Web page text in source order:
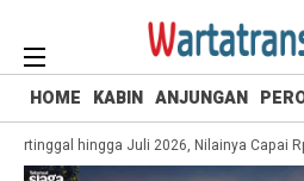
HOME KABIN ANJUNGAN
hingga Juli 2026, Nilainya Capai